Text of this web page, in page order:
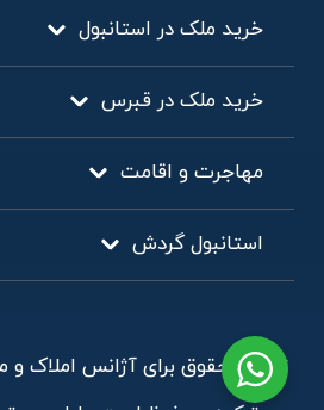
خرید ملک در استانبول
خرید ملک در قبرس
مهاجرت و اقامت
استانبول گردش
تمامی حقوق برای آژانس املاک و